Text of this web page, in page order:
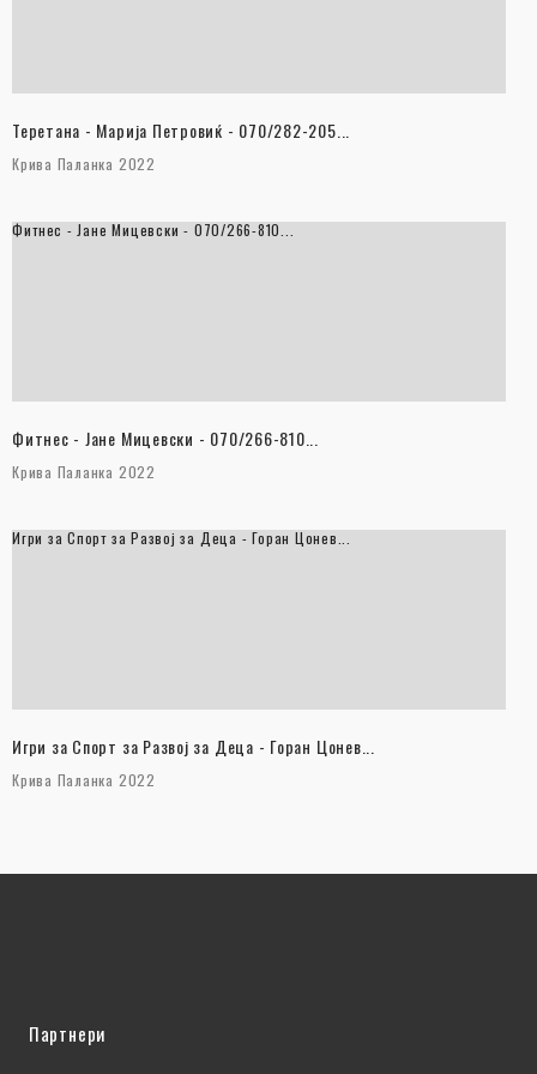
Теретана - Марија Петровиќ - 070/282-205...
Крива Паланка 2022
Фитнес - Јане Мицевски - 070/266-810...
Фитнес - Јане Мицевски - 070/266-810...
Крива Паланка 2022
Игри за Спорт за Развој за Деца - Горан Цонев...
Игри за Спорт за Развој за Деца - Горан Цонев...
Крива Паланка 2022
Партнери